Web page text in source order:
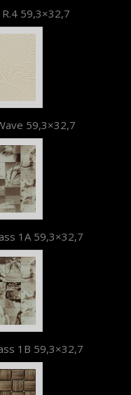
59,3×32,7
59,3×32,7
1A 59,3×32,7
1B 59,3×32,7